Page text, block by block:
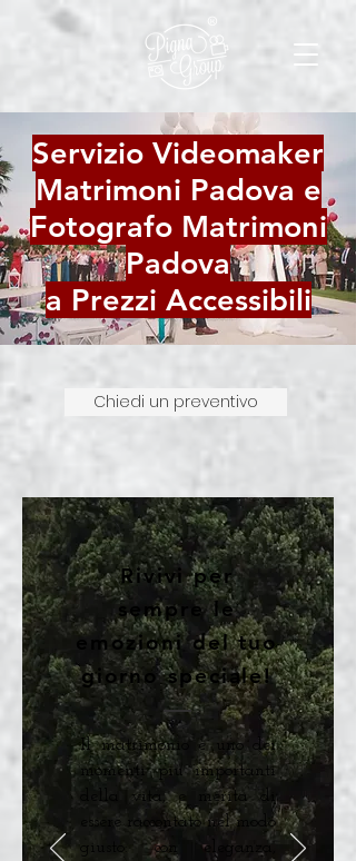
®
Servizio Videomaker
Matrimoni Padova e
Fotografo Matrimoni
Padova
a Prezzi Accessibili
Chiedi un preventivo
Rivivi per
sempre le
emozioni del tuo
giorno speciale!
Il matrimonio è uno dei
momenti più importanti
della vita, e merita di
essere raccontato nel modo
giusto: con eleganza,